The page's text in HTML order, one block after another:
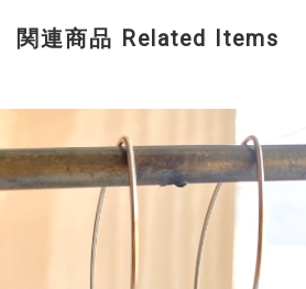
関連商品 Related Items